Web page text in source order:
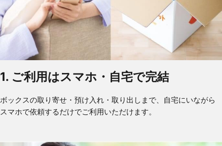
1. ご利用はスマホ・自宅で完結
ボックスの取り寄せ・預け入れ・取り出しまで、自宅にいながら
スマホで依頼するだけでご利用いただけます。